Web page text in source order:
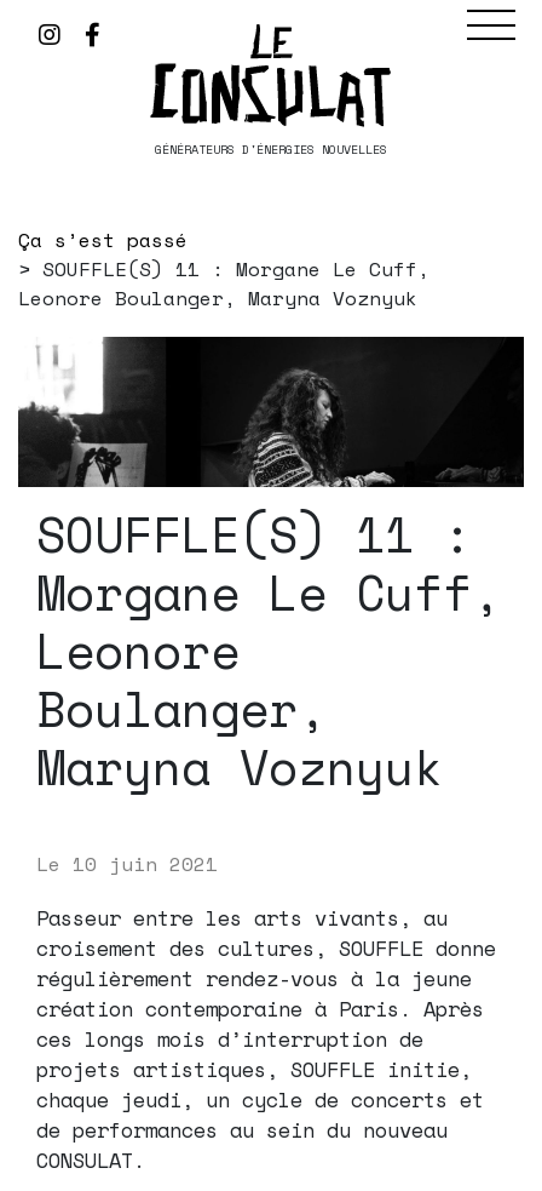
GÉNÉRATEURS D'ÉNERGIES NOUVELLES
Ça s’est passé
SOUFFLE(S) 11 : Morgane Le Cuff,
Leonore Boulanger, Maryna Voznyuk
SOUFFLE(S) 11 :
Morgane Le Cuff,
Leonore
Boulanger,
Maryna Voznyuk
Le 10 juin 2021
Passeur entre les arts vivants, au
croisement des cultures, SOUFFLE donne
régulièrement rendez-vous à la jeune
création contemporaine à Paris. Après
ces longs mois d’interruption de
projets artistiques, SOUFFLE initie,
chaque jeudi, un cycle de concerts et
de performances au sein du nouveau
CONSULAT.